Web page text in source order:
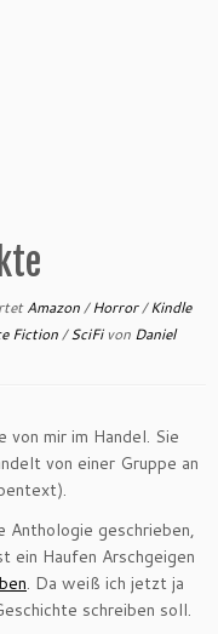
Amazon/Horror/Kindle
Fiction/SciFi von Daniel
mir im Handel. Sie
von einer Gruppe an
Anthologie geschrieben,
ein Haufen Arschgeigen
. Da weiß ich jetzt ja
schreiben soll.